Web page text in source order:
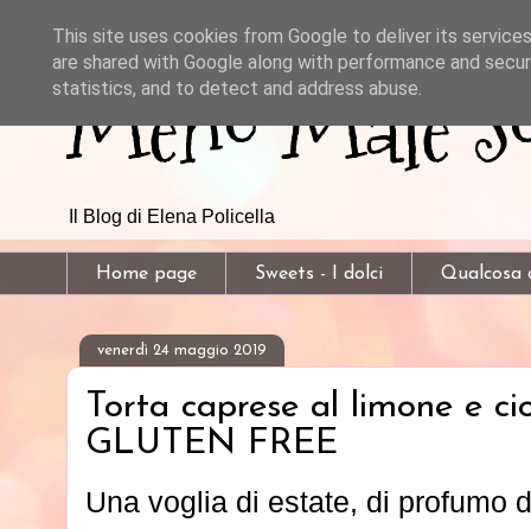
Meno Male
Il Blog di Elena Policella
Home page Sweets - I dolci Qualcosa
venerdì 24 maggio 2019
Torta caprese al limone e
GLUTEN FREE
Una voglia di estate, di profumo
This site uses cookies from Google to deliver its
are shared with Google along with performance and
statistics, and to detect and address abuse.